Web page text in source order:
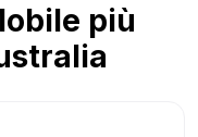
più